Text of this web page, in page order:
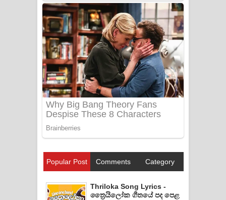
Popular Post Comments Category
Thriloka Song Lyrics -
ත්‍රෛයිලෝක ගීතයේ පද පෙළ